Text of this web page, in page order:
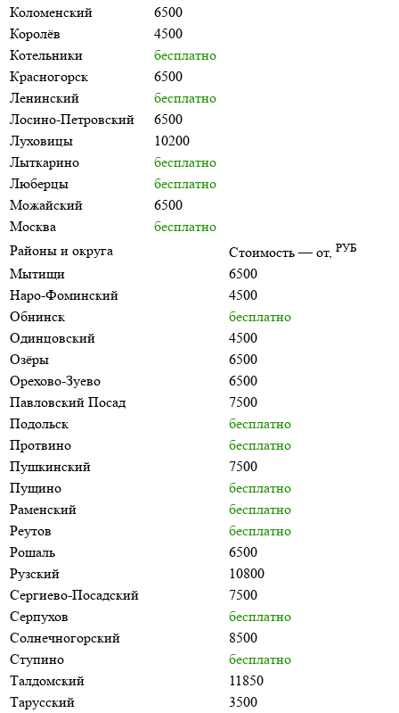
Коломенский
6500
Королёв
4500
Котельники
бесплатно
Красногорск
6500
Ленинский
бесплатно
Лосино-Петровский
6500
Луховицы
10200
Лыткарино
бесплатно
Люберцы
бесплатно
Можайский
6500
Москва
бесплатно
Районы и округа
Стоимость — от, РУБ
Мытищи
6500
Наро-Фоминский
4500
Обнинск
бесплатно
Одинцовский
4500
Озёры
6500
Орехово-Зуево
6500
Павловский Посад
7500
Подольск
бесплатно
Протвино
бесплатно
Пушкинский
7500
Пущино
бесплатно
Раменский
бесплатно
Реутов
бесплатно
Рошаль
6500
Рузский
10800
Сергиево-Посадский
7500
Серпухов
бесплатно
Солнечногорский
8500
Ступино
бесплатно
Талдомский
11850
Тарусский
3500